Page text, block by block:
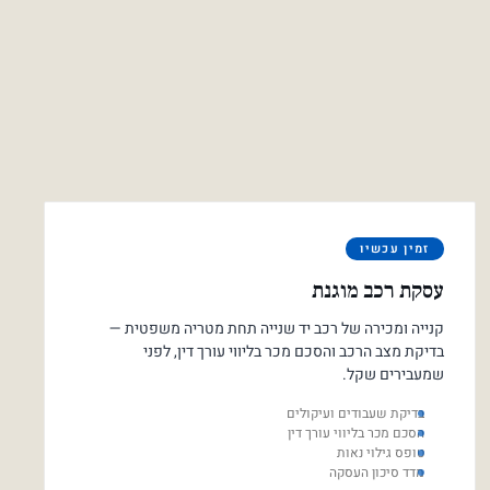
זמין עכשיו
עסקת רכב מוגנת
קנייה ומכירה של רכב יד שנייה תחת מטריה משפטית —
בדיקת מצב הרכב והסכם מכר בליווי עורך דין, לפני
שמעבירים שקל.
בדיקת שעבודים ועיקולים
הסכם מכר בליווי עורך דין
טופס גילוי נאות
מדד סיכון העסקה